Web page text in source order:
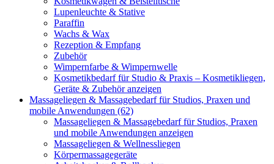
Lupenleuchte & Stative
Paraffin
Wachs & Wax
Rezeption & Empfang
Zubehör
Wimpernfarbe & Wimpernwelle
Kosmetikbedarf für Studio & Praxis – Kosmetikliegen,
Geräte & Zubehör anzeigen
Massageliegen & Massagebedarf für Studios, Praxen und
mobile Anwendungen (62)
Massageliegen & Massagebedarf für Studios, Praxen
und mobile Anwendungen anzeigen
Massageliegen & Wellnessliegen
Körpermassagegeräte